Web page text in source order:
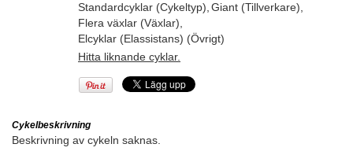
Standardcyklar (Cykeltyp) Giant (Tillverkare)
Flera växlar (Växlar)
Elcyklar (Elassistans) (Övrigt)
Hitta liknande cyklar.
Cykelbeskrivning
Beskrivning av cykeln saknas.